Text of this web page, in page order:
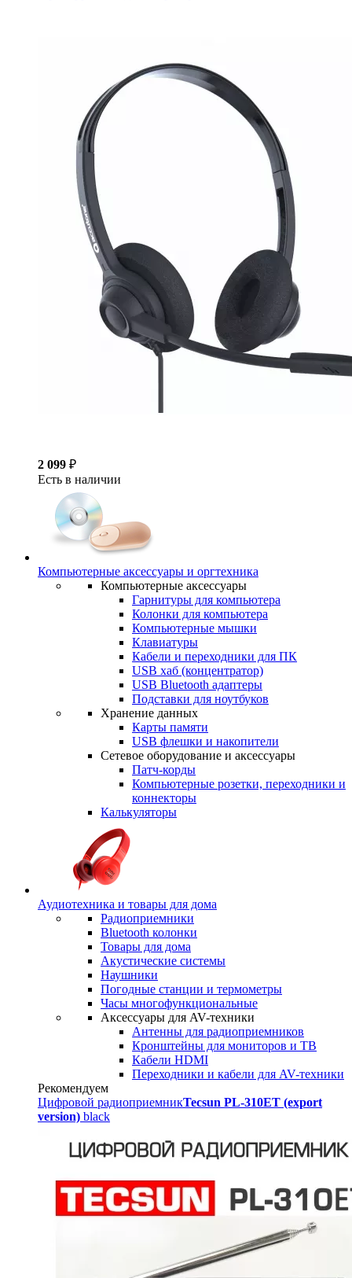
2 099 ₽
Есть в наличии
Компьютерные аксессуары и оргтехника
Компьютерные аксессуары
Гарнитуры для компьютера
Колонки для компьютера
Компьютерные мышки
Клавиатуры
Кабели и переходники для ПК
USB хаб (концентратор)
USB Bluetooth адаптеры
Подставки для ноутбуков
Хранение данных
Карты памяти
USB флешки и накопители
Сетевое оборудование и аксессуары
Патч-корды
Компьютерные розетки, переходники и
коннекторы
Калькуляторы
Аудиотехника и товары для дома
Радиоприемники
Bluetooth колонки
Товары для дома
Акустические системы
Наушники
Погодные станции и термометры
Часы многофункциональные
Аксессуары для AV-техники
Антенны для радиоприемников
Кронштейны для мониторов и ТВ
Кабели HDMI
Переходники и кабели для AV-техники
Рекомендуем
Цифровой радиоприемникTecsun PL-310ET (export
version) black